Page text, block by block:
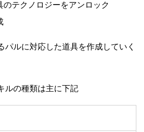
のテクノロジーをアンロック
パルに対応した道具を作成していく
ルの種類は主に下記